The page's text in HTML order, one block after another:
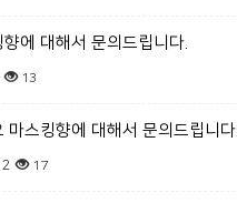
에 대해서 문의드립니다.
13
마스킹향에 대해서 문의드립니다.
17